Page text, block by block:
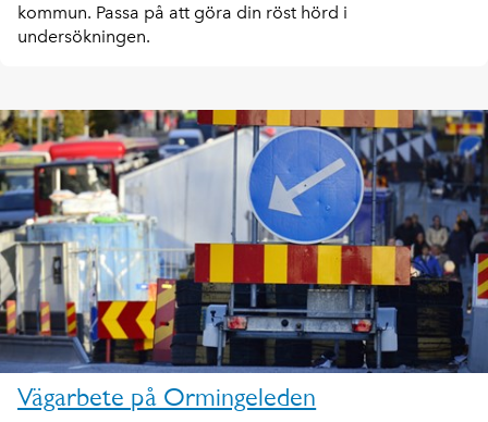
kommun. Passa på att göra din röst hörd i
undersökningen.
Vägarbete på Ormingeleden